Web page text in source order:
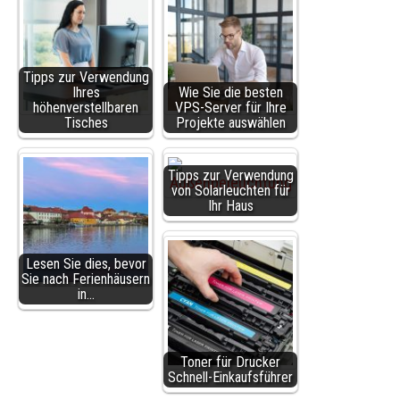
Tipps zur Verwendung
Ihres
höhenverstellbaren
Tisches
Wie Sie die besten
VPS-Server für Ihre
Projekte auswählen
Lesen Sie dies, bevor
Sie nach Ferienhäusern
in…
Tipps zur Verwendung
von Solarleuchten für
Ihr Haus
Toner für Drucker
Schnell-Einkaufsführer